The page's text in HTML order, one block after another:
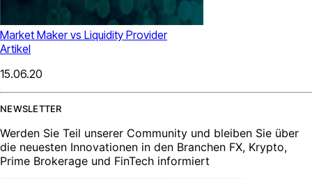
Market Maker vs Liquidity Provider
Artikel
15.06.20
NEWSLETTER
Werden Sie Teil unserer Community und bleiben Sie über
die neuesten Innovationen in den Branchen FX, Krypto,
Prime Brokerage und FinTech informiert